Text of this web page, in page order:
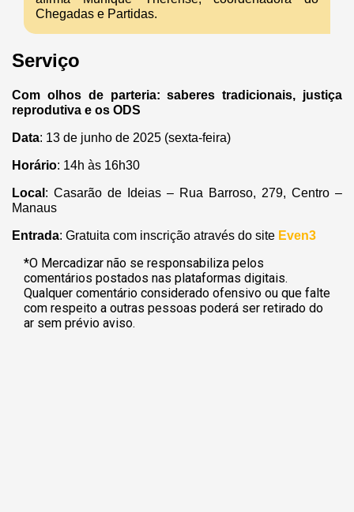
Chegadas e Partidas.
Serviço
Com olhos de parteria: saberes tradicionais, justiça
reprodutiva e os ODS
Data: 13 de junho de 2025 (sexta-feira)
Horário: 14h às 16h30
Local : Casarão de Ideias – Rua Barroso, 279, Centro –
Manaus
Entrada: Gratuita com inscrição através do site Even3
*O Mercadizar não se responsabiliza pelos
comentários postados nas plataformas digitais.
Qualquer comentário considerado ofensivo ou que falte
com respeito a outras pessoas poderá ser retirado do
ar sem prévio aviso.